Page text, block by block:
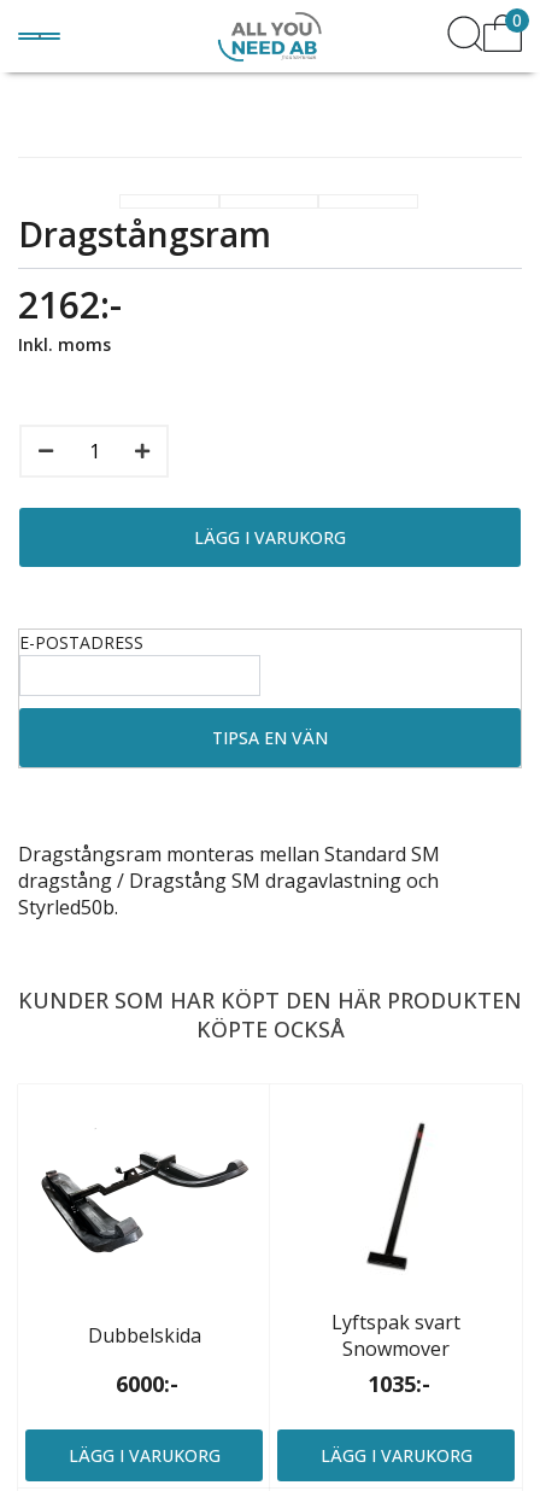
0
Dragstångsram
2162:-
Inkl. moms
E-POSTADRESS
Dragstångsram monteras mellan Standard SM
dragstång/ Dragstång SM dragavlastningoch
Styrled50b.
KUNDER SOM HAR KÖPT DEN HÄR PRODUKTEN
KÖPTE OCKSÅ
Dubbelskida
6000:-
LÄGG I VARUKORG
Lyftspak svart
Snowmover
1035:-
LÄGG I VARUKORG